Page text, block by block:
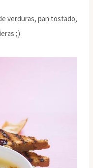
verduras, pan tostado,
;)